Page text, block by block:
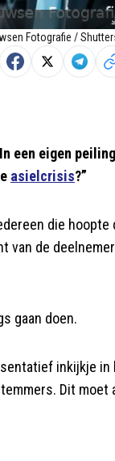
Fotografie /
een eigen
asielcrisis?”
die
van de
gaan doen.
inkijkje
Dit moet